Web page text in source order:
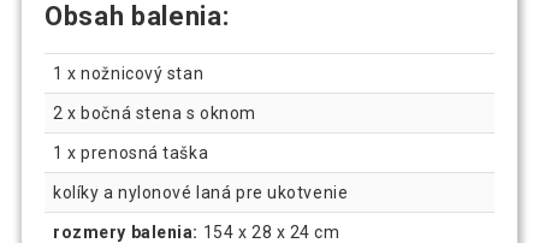
Obsah balenia:
1 x nožnicový stan
2 x bočná stena s oknom
1 x prenosná taška
kolíky a nylonové laná pre ukotvenie
rozmery balenia: 154 x 28 x 24 cm